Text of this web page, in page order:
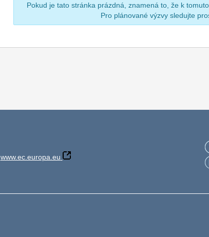
Pokud je tato stránka prázdná, znamená to, že k
Pro plánované výzvy sledujte
www.ec.europa.eu